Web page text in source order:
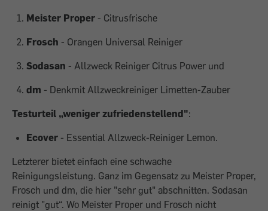
Meister Proper - Citrusfrische
Frosch - Orangen Universal Reiniger
Sodasan - Allzweck Reiniger Citrus Power und
dm - Denkmit Allzweckreiniger Limetten-Zauber
Testurteil „weniger zufriedenstellend":
Ecover - Essential Allzweck-Reiniger Lemon.
Letz­terer bietet einfach eine schwache
Reinigungsleistung. Ganz im Gegensatz zu Meister Proper,
Frosch und dm, die hier "sehr gut" abschnitten. Sodasan
reinigt "gut“. Wo Meister Proper und Frosch nicht